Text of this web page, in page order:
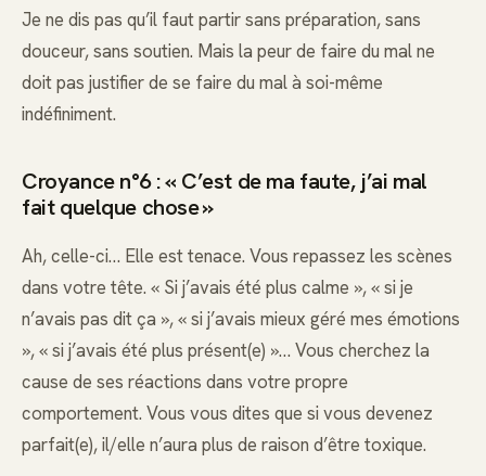
Je ne dis pas qu’il faut partir sans préparation, sans
douceur, sans soutien. Mais la peur de faire du mal ne
doit pas justifier de se faire du mal à soi-même
indéfiniment.
Croyance n°6 : « C’est de ma faute, j’ai mal
fait quelque chose »
Ah, celle-ci… Elle est tenace. Vous repassez les scènes
dans votre tête. « Si j’avais été plus calme », « si je
n’avais pas dit ça », « si j’avais mieux géré mes émotions
», « si j’avais été plus présent(e) »… Vous cherchez la
cause de ses réactions dans votre propre
comportement. Vous vous dites que si vous devenez
parfait(e), il/elle n’aura plus de raison d’être toxique.